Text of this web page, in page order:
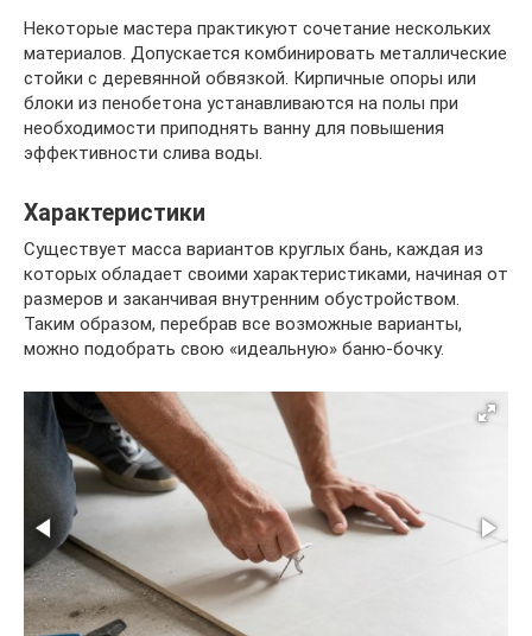
Некоторые мастера практикуют сочетание нескольких
материалов. Допускается комбинировать металлические
стойки с деревянной обвязкой. Кирпичные опоры или
блоки из пенобетона устанавливаются на полы при
необходимости приподнять ванну для повышения
эффективности слива воды.
Характеристики
Существует масса вариантов круглых бань, каждая из
которых обладает своими характеристиками, начиная от
размеров и заканчивая внутренним обустройством.
Таким образом, перебрав все возможные варианты,
можно подобрать свою «идеальную» баню-бочку.